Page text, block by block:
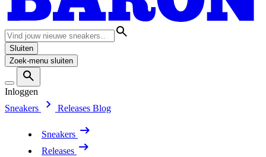
Sluiten
Zoek-menu sluiten
Inloggen
Sneakers
Releases Blog
Sneakers
Releases